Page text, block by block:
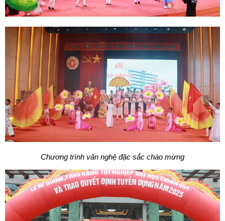
Chương trình văn nghệ đặc sắc chào mừng